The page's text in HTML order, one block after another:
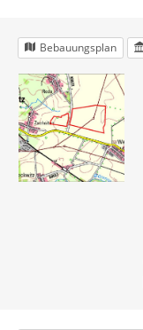
Bebauungsplan